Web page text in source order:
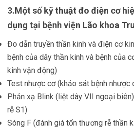
3.Một số kỹ thuật đo điện cơ
dụng tại bệnh viện Lão khoa
Đo dẫn truyền thần kinh và điện cơ
bệnh của dây thần kinh và bệnh của
kinh vận động)
Test nhược cơ (khảo sát bệnh nhược
Phản xạ Blink (liệt dây VII ngoại
rễ S1)
Sóng F (đánh giá tổn thương rễ thần